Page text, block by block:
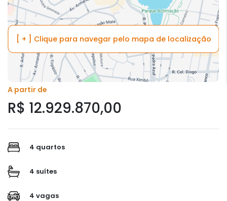
[ + ] Clique para navegar pelo mapa de localização
A partir de
R$ 12.929.870,00
4 quartos
4 suítes
4 vagas